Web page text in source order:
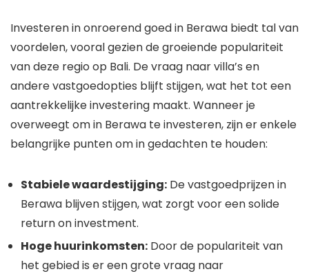
Investeren in onroerend goed in Berawa biedt tal van
voordelen, vooral gezien de groeiende populariteit
van deze regio op Bali. De vraag naar villa’s en
andere vastgoedopties blijft stijgen, wat het tot een
aantrekkelijke investering maakt. Wanneer je
overweegt om in Berawa te investeren, zijn er enkele
belangrijke punten om in gedachten te houden:
Stabiele waardestijging: De vastgoedprijzen in
Berawa blijven stijgen, wat zorgt voor een solide
return on investment.
Hoge huurinkomsten: Door de populariteit van
het gebied is er een grote vraag naar